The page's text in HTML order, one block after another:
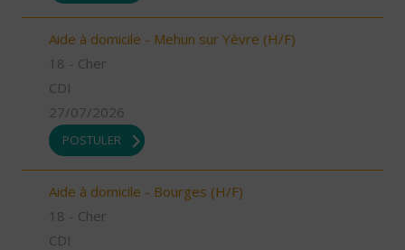
Aide à domicile - Mehun sur Yèvre (H/F)
18 - Cher
CDI
27/07/2026
POSTULER
Aide à domicile - Bourges (H/F)
18 - Cher
CDI